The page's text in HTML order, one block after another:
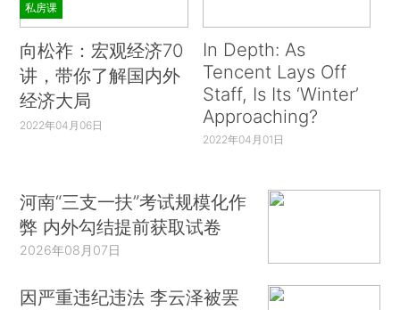
私房课
向松祚：宏观经济70
讲，带你了解国内外
经济大局
2022年04月06日
In Depth: As
Tencent Lays Off
Staff, Is Its ‘Winter’
Approaching?
2022年04月01日
河南“三支一扶”考试规模化作
弊 内外勾结提前获取试卷
2026年08月07日
因严重违纪违法 李云泽被罢